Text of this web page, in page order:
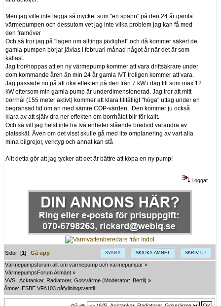
Men jag ville inte lägga så mycket som "en spänn" på den 24 år gamla
värmepumpen och dessutom vet jag inte vilka problem jag kan få med
den framöver
Och så tror jag på "lagen om alltings jävlighet" och då kommer säkert de
gamla pumpen börjar jävlas i februari månad något år när det är som
kallast.
Jag tror/hoppas att en ny värmepump kommer att vara driftsäkrare under
dom kommande åren än min 24 år gamla IVT troligen kommer att vara.
Jag passade nu på att öka effekten på den från 7 kW i dag till som max 12
kW eftersom min gamla pump är underdimensionerad. Jag tror att mitt
borrhål (155 meter aktivt) kommer att klara tillfälligt "höga" uttag under en
begränsad tid om än med sämre COP-värden. Den kommer ju också
klara av att själv dra ner effekten om borrhålet blir för kallt.
Och så vill jag helst inte ha två enheter stående bredvid varandra av
platsskäl. Även om det visst skulle gå med lite omplanering av vart alla
mina bilgrejor, verktyg och annat kan stå
Allt detta gör att jag tycker att det är bättre att köpa en ny pump!
Loggat
SVARA SKICKA ÄMNET SKRIV UT
Sidor: [1]Gå upp
Värmepumpsforum allt om värmepump och värmepumpar »
VärmepumpsForum Allmänt »
VVS,  Acktankar, Radiatorer, Golvvärme (Moderator: Bertil) »
Ämne: ESBE VFA103 påfyllningsventil